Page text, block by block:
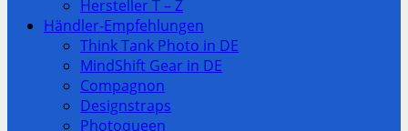
Hersteller T – Z
Händler-Empfehlungen
Think Tank Photo in DE
MindShift Gear in DE
Compagnon
Designstraps
Photoqueen